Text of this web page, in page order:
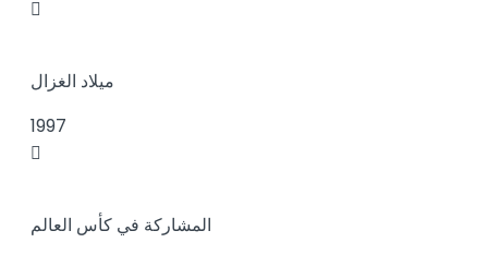
ميلاد الغزال
1997
المشاركة في كأس العالم